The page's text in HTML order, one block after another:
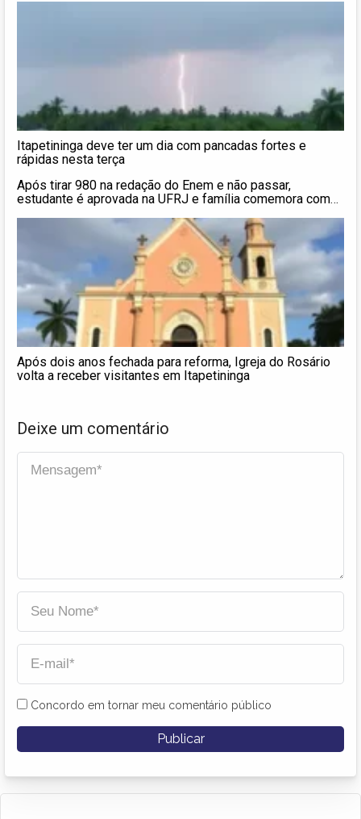
Itapetininga deve ter um dia com pancadas fortes e
rápidas nesta terça
Após tirar 980 na redação do Enem e não passar,
estudante é aprovada na UFRJ e família comemora com
Após dois anos fechada para reforma, Igreja do Rosário
volta a receber visitantes em Itapetininga
Deixe um comentário
Concordo em tornar meu comentário público